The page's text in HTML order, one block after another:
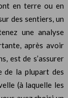
en terre ou en
des sentiers, un
une analyse
après avoir
est de s’assurer
de la plupart des
(à laquelle les